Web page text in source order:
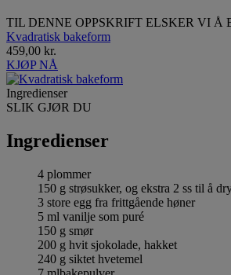
TIL DENNE OPPSKRIFT ELSKER VI Å
Kvadratisk bakeform
459,00 kr.
KJØP NÅ
Ingredienser
SLIK GJØR DU
Ingredienser
4 plommer
150 g strøsukker, og ekstra 2 ss til å
3 store egg fra frittgående høner
5 ml vanilje som puré
150 g smør
200 g hvit sjokolade, hakket
240 g siktet hvetemel